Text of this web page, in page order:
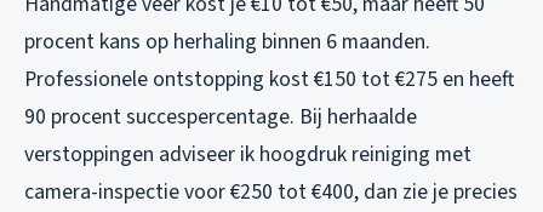
procent kans op herhaling binnen 6 maanden.
Professionele ontstopping kost €150 tot €275 en heeft
90 procent succespercentage. Bij herhaalde
verstoppingen adviseer ik hoogdruk reiniging met
camera-inspectie voor €250 tot €400, dan zie je precies